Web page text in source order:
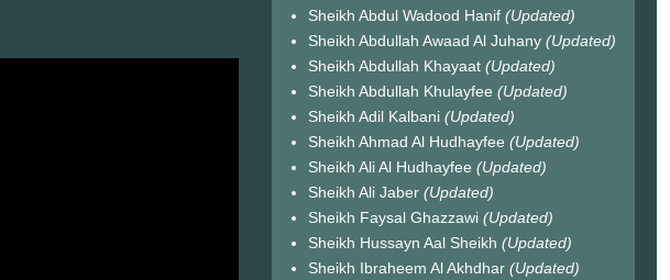
Sheikh Abdul Wadood Hanif (Updated)
Sheikh Abdullah Awaad Al Juhany (Updated)
Sheikh Abdullah Khayaat (Updated)
Sheikh Abdullah Khulayfee (Updated)
Sheikh Adil Kalbani (Updated)
Sheikh Ahmad Al Hudhayfee (Updated)
Sheikh Ali Al Hudhayfee (Updated)
Sheikh Ali Jaber (Updated)
Sheikh Faysal Ghazzawi (Updated)
Sheikh Hussayn Aal Sheikh (Updated)
Sheikh Ibraheem Al Akhdhar (Updated)